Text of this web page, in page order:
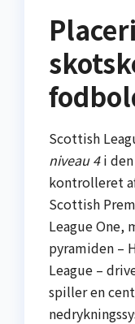
Scottish
niveau 4i den
kontrolleret
Scottish
League One,
pyramiden –
League –
spiller en